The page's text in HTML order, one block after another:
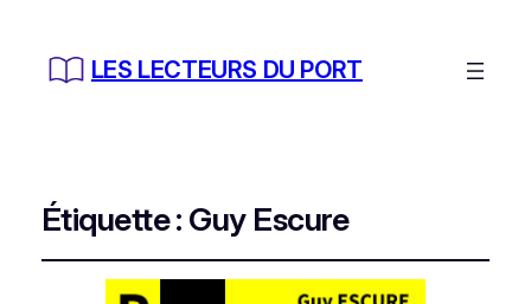
LES LECTEURS DU PORT
Étiquette : Guy Escure